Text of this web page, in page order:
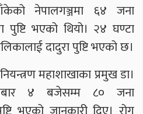
नेपालगञ्जमा ६४ जना
पुष्टि भएको थियो। २४ घण्टा
दादुरा पुष्टि भएको छ।
महाशाखाका प्रमुख डा।
४ बजेसम्म ८० जना